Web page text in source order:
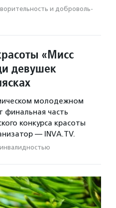
и доброволь­
«Мисс
девушек
молодежном
финальная часть
конкурса красоты
— INVA.TV.